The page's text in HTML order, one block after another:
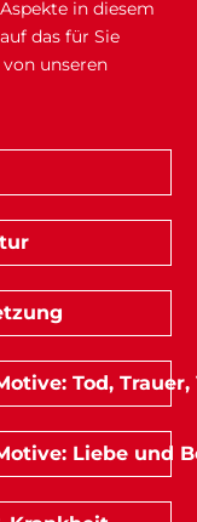
in diesem
das für Sie
unseren
Tod,
Liebe und